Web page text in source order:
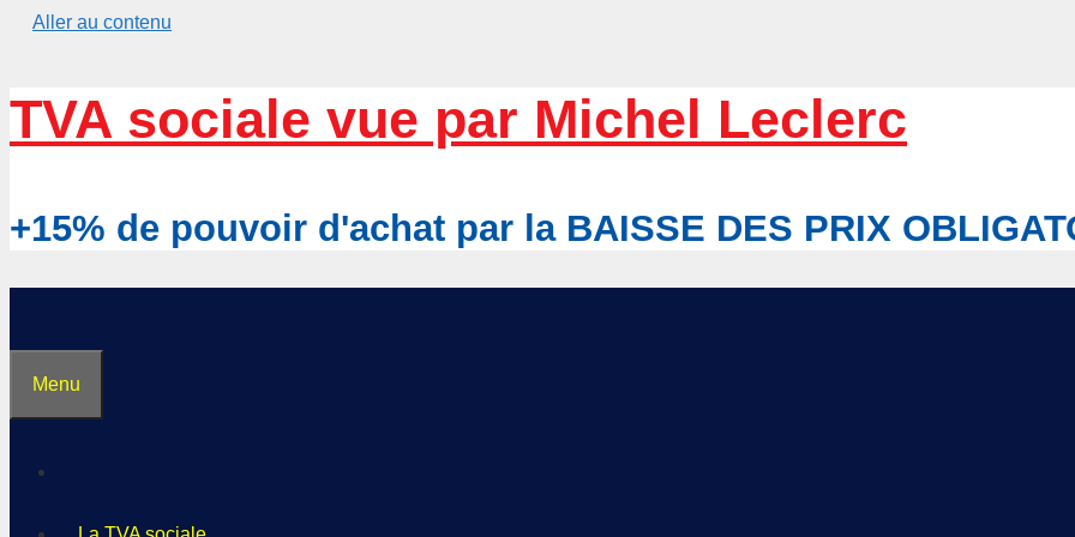
Aller au contenu
TVA sociale vue par Michel Leclerc
+15% de pouvoir d'achat par la BAISSE DES PRIX
Menu